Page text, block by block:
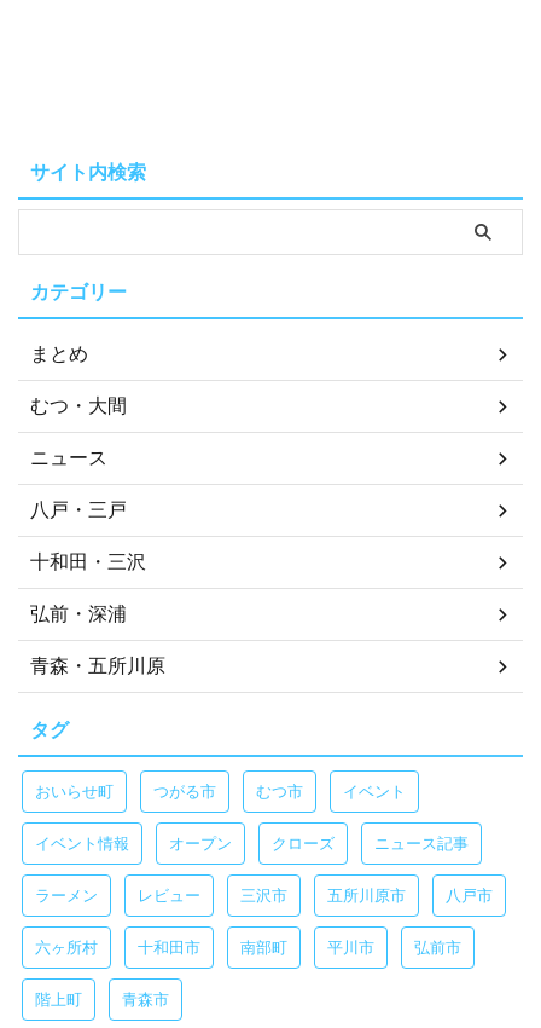
サイト内検索
カテゴリー
まとめ
むつ・大間
ニュース
八戸・三戸
十和田・三沢
弘前・深浦
青森・五所川原
タグ
おいらせ町 つがる市 むつ市 イベント
イベント情報 オープン クローズ ニュース記事
ラーメン レビュー 三沢市 五所川原市 八戸市
六ヶ所村 十和田市 南部町 平川市 弘前市
階上町 青森市